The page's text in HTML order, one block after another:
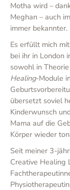
Motha wird –
Meghan – auch
immer bekannter.
Es erfüllt mich
bei ihr in London
sowohl in
Healing-Module
übersetzt soviel
Kinderwunsch
Mama auf die
Körper wieder
Seit meiner 3-
Creative Healing